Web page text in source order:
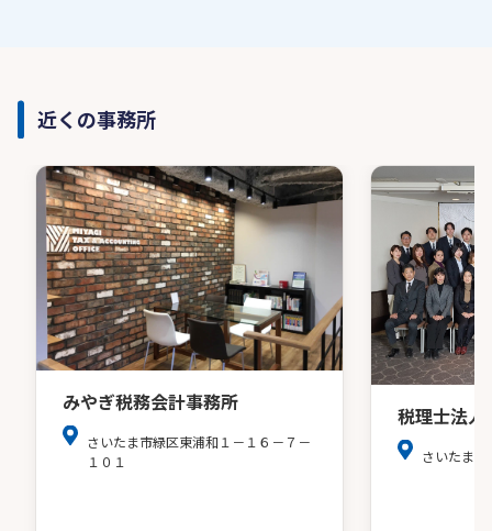
近くの事務所
みやぎ税務会計事務所
さいたま市緑区東浦和１－１６－７－
１０１
税理士法人
さいたま